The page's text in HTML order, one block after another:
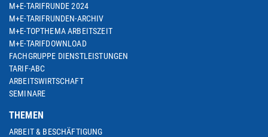
M+E-TARIFRUNDE 2024
M+E-TARIFRUNDEN-ARCHIV
M+E-TOPTHEMA ARBEITSZEIT
M+E-TARIFDOWNLOAD
FACHGRUPPE DIENSTLEISTUNGEN
TARIF-ABC
ARBEITSWIRTSCHAFT
SEMINARE
THEMEN
ARBEIT & BESCHÄFTIGUNG